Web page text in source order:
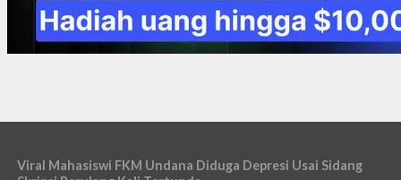
Viral Mahasiswi FKM Undana Diduga Depresi Usai Sidang